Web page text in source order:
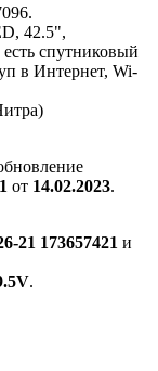
42.5",
спутниковый
в Интернет, Wi-
от 14.02.2023.
21 173657421 и
.